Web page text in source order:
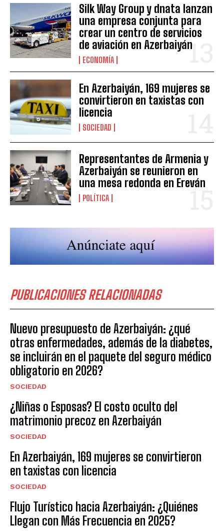
Silk Way Group y dnata lanzan
una empresa conjunta para
crear un centro de servicios
de aviación en Azerbaiyán
ECONOMÍA
En Azerbaiyán, 169 mujeres se
convirtieron en taxistas con
licencia
SOCIEDAD
Representantes de Armenia y
Azerbaiyán se reunieron en
una mesa redonda en Ereván
POLÍTICA
PUBLICACIONES RELACIONADAS
Nuevo presupuesto de Azerbaiyán: ¿qué
otras enfermedades, además de la diabetes,
se incluirán en el paquete del seguro médico
obligatorio en 2026?
SOCIEDAD
¿Niñas o Esposas? El costo oculto del
matrimonio precoz en Azerbaiyán
SOCIEDAD
En Azerbaiyán, 169 mujeres se convirtieron
en taxistas con licencia
SOCIEDAD
Flujo Turístico hacia Azerbaiyán: ¿Quiénes
Llegan con Más Frecuencia en 2025?